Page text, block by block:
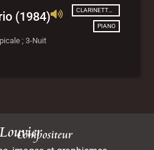
(1984)
; 3-Nuit
CLARINETTE ET VIOLONCELLE
PIANO
Compositeur